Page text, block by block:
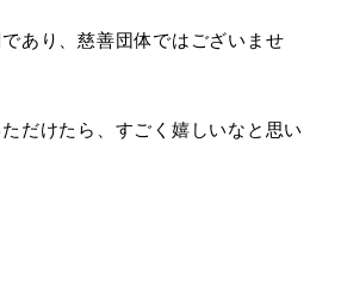
あり、慈善団体ではございませ
だけたら、すごく嬉しいなと思い